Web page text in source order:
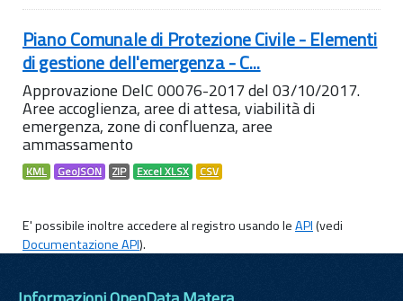
Piano Comunale di Protezione Civile - Elementi
di gestione dell'emergenza - C...
Approvazione DelC 00076-2017 del 03/10/2017.
Aree accoglienza, aree di attesa, viabilità di
emergenza, zone di confluenza, aree
ammassamento
KML GeoJSON ZIP Excel XLSX CSV
E' possibile inoltre accedere al registro usando leAPI(vedi
Documentazione API).